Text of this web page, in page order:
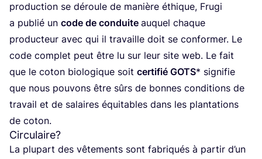
pro­duc­tion se déroule de manière éthique, Fru­gi
a publié un code de conduite auquel chaque
pro­duc­teur avec qui il tra­vaille doit se confor­mer. Le
code com­plet peut être lu sur leur site web. Le fait
que le coton bio­lo­gique soit cer­ti­fié GOTS* signi­fie
que nous pou­vons être sûrs de bonnes condi­tions de
tra­vail et de salaires équi­tables dans les plan­ta­tions
de coton.
Circulaire?
La plu­part des vête­ments sont fabri­qués à par­tir d’un